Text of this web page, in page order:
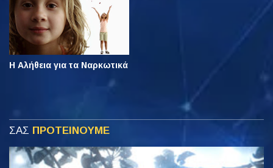
Η Αλήθεια για τα Ναρκωτικά
ΣΑΣ ΠΡΟΤΕΙΝΟΥΜΕ